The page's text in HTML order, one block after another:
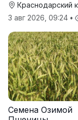
Краснодарский
3 авг 2026, 09:24 •
Семена Озимой